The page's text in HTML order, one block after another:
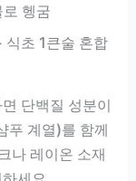
헹굼
초 1큰술 혼합
단백질 성분이
푸 계열)를 함께
나 레이온 소재